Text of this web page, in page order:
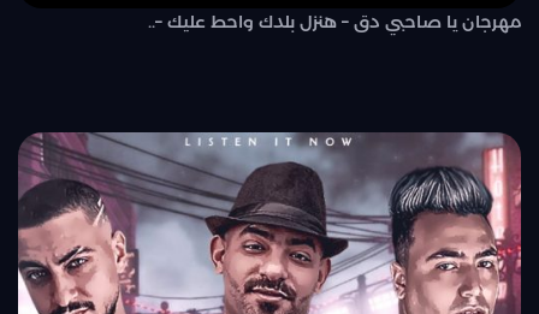
مهرجان يا صاحبي دق – هنزل بلدك واحط عليك –..